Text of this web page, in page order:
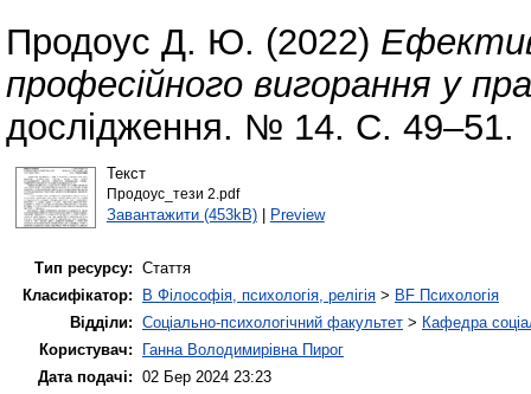
Продоус Д. Ю. (2022)
професійного вигорання у
дослідження. № 14. С. 49–51.
Текст
Продоус_тези 2.pdf
Завантажити (453kB)| Preview
Тип ресурсу: Стаття
Класифікатор:
B Філософія, психологія, релігія > BF Психологія
Відділи: Соціально-психологічний факультет > Кафедра
Користувач:
Ганна Володимирівна Пирог
Дата подачі: 02 Бер 2024 23:23